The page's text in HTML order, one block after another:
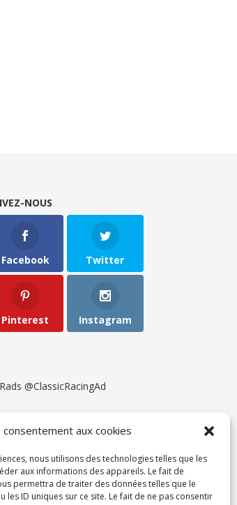
consentement aux cookies
nous utilisons des technologies telles que les
aux informations des appareils. Le fait de
permettra de traiter des données telles que le
ID uniques sur ce site. Le fait de ne pas consentir
NOUS
Facebook Twitter
Pinterest Instagram
@ClassicRacingAd